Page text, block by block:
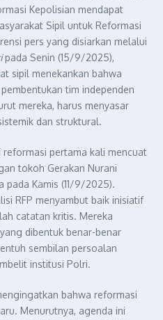
Kepolisian mendapat
Sipil untuk Reformasi
pers yang disiarkan melalui
pada Senin (15/9/2025),
sipil menekankan bahwa
tim independen
mereka, harus menyasar
dan struktural.
pertama kali mencuat
tokoh Gerakan Nurani
pada Kamis (11/9/2025).
RFP menyambut baik inisiatif
catatan kritis. Mereka
dibentuk benar-benar
sembilan persoalan
institusi Polri.
bahwa reformasi
Menurutnya, agenda ini